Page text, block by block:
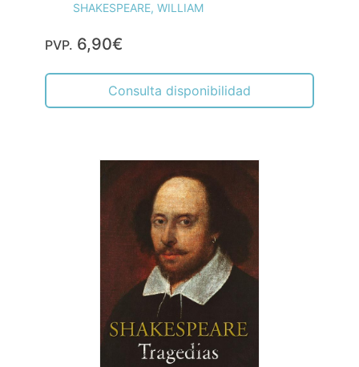
SHAKESPEARE, WILLIAM
PVP. 6,90€
Consulta disponibilidad